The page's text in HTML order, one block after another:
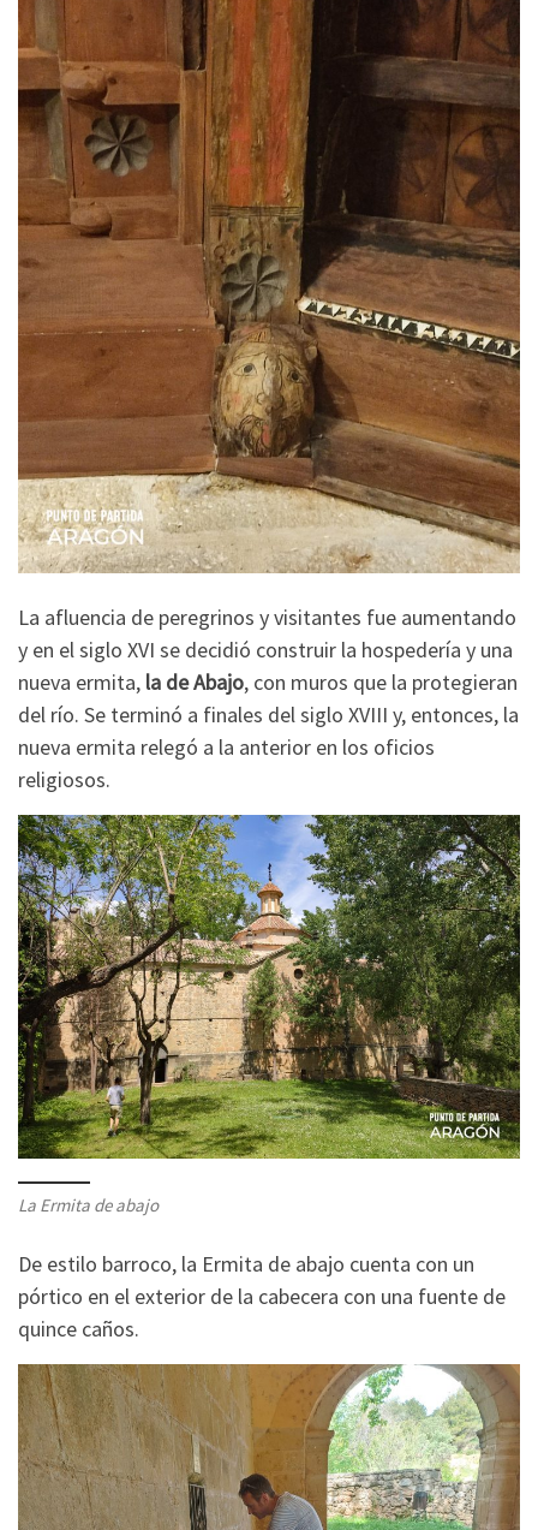
La afluencia de peregrinos y visitantes fue aumentando
y en el siglo XVI se decidió construir la hospedería y una
nueva ermita, la de Abajo, con muros que la protegieran
del río. Se terminó a finales del siglo XVIII y, entonces, la
nueva ermita relegó a la anterior en los oficios
religiosos.
La Ermita de abajo
De estilo barroco, la Ermita de abajo cuenta con un
pórtico en el exterior de la cabecera con una fuente de
quince caños.